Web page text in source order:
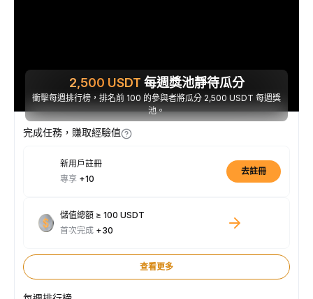
2,500 USDT 每週獎池靜待瓜分
衝擊每週排行榜，排名前 100 的參與者將瓜分 2,500 USDT 每週獎
池。
完成任務，賺取經驗值
新用戶註冊
專享 +10
去註冊
儲值總額 ≥ 100 USDT
首次完成 +30
查看更多